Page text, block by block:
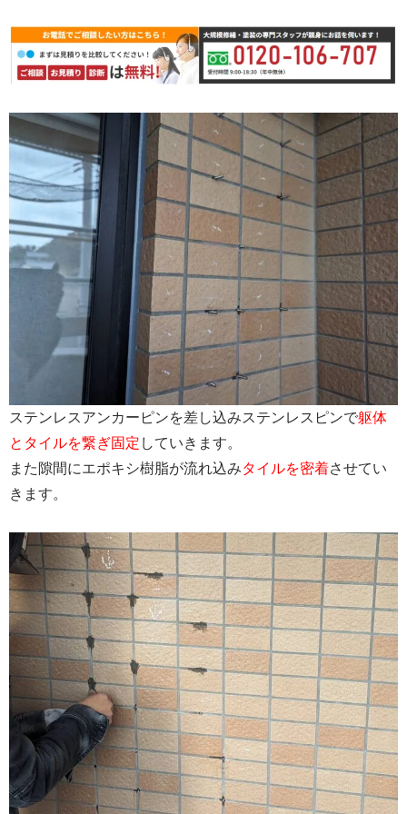
ステンレスアンカーピンを差し込みステンレスピンで躯体
とタイルを繋ぎ固定 していきます。
また隙間にエポキシ樹脂が流れ込みタイルを密着させてい
きます。